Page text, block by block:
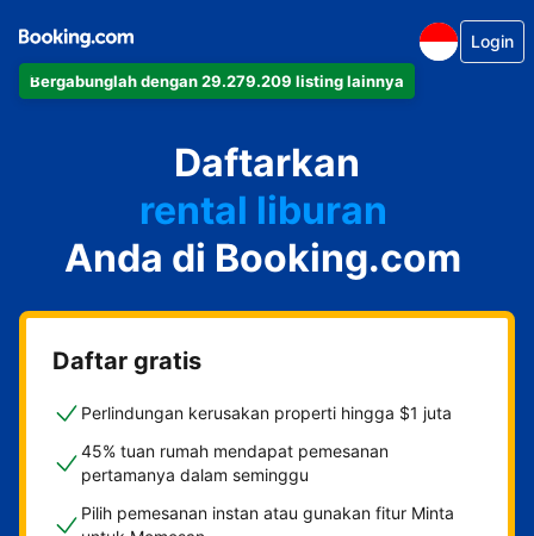
Bergabunglah dengan 29.279.209 listing lainnya
Login
Daftarkan
apartemen
hotel
rental liburan
guest house
bed & breakfast
Anda di Booking.com
Daftar gratis
Perlindungan kerusakan properti hingga $1 juta
45% tuan rumah mendapat pemesanan
pertamanya dalam seminggu
Pilih pemesanan instan atau gunakan fitur Minta